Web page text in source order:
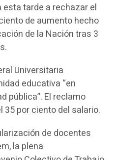
tarde a rechazar el
de aumento hecho
de la Nación tras 3
Universitaria
educativa “en
pública”. El reclamo
35 por ciento del salario.
de docentes
la plena